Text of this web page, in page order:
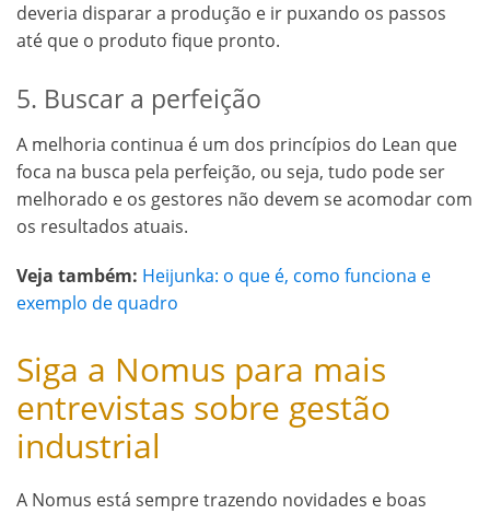
deveria disparar a produção e ir puxando os passos
até que o produto fique pronto.
5. Buscar a perfeição
A melhoria continua é um dos princípios do Lean que
foca na busca pela perfeição, ou seja, tudo pode ser
melhorado e os gestores não devem se acomodar com
os resultados atuais.
Veja também: Heijunka: o que é, como funciona e
exemplo de quadro
Siga a Nomus para mais
entrevistas sobre gestão
industrial
A Nomus está sempre trazendo novidades e boas